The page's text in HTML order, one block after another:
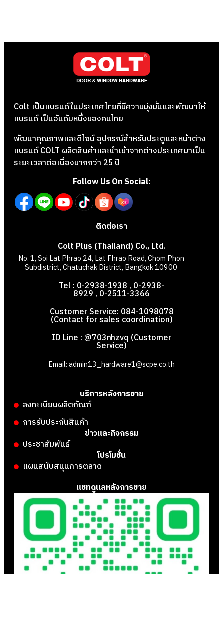
Colt เป็นแบรนด์ในประเทศไทยที่มีความมุ่งมั่นและพัฒนาให้
แบรนด์ เป็นอันดับหนึ่งของคนไทย
พัฒนาคุณภาพและดีไซน์ อุปกรณ์สำหรับประตูและหน้าต่าง
แบรนด์ COLT ผลิตสินค้าและนำเข้าจากต่างประเทศมาเป็น
ระยะเวลาต่อเนื่องมากกว่า 25 ปี
Follow Us On Social:
ติดต่อเรา
Colt Plus (Thailand) Co., Ltd.
No. 1, Soi Lat Phrao 24, Lat Phrao Road, Chom Phon
Subdistrict, Chatuchak District, Bangkok 10900
Tel : 0-2938-1938 , 0-2938-
8929 , 0-2511-3366
Customer Service: 084-1098078
(Contact for sales coordination)
ID Line : @703nhzvq (Customer
Service)
Email: admin13_hardware1@scpe.co.th
บริการหลังการขาย
ลงทะเบียนผลิตภัณฑ์
การรับประกันสินค้า
ข่าวและกิจกรรม
ประชาสัมพันธ์
โปรโมชั่น
แผนสนับสนุนการตลาด
แชทดูแลหลังการขาย